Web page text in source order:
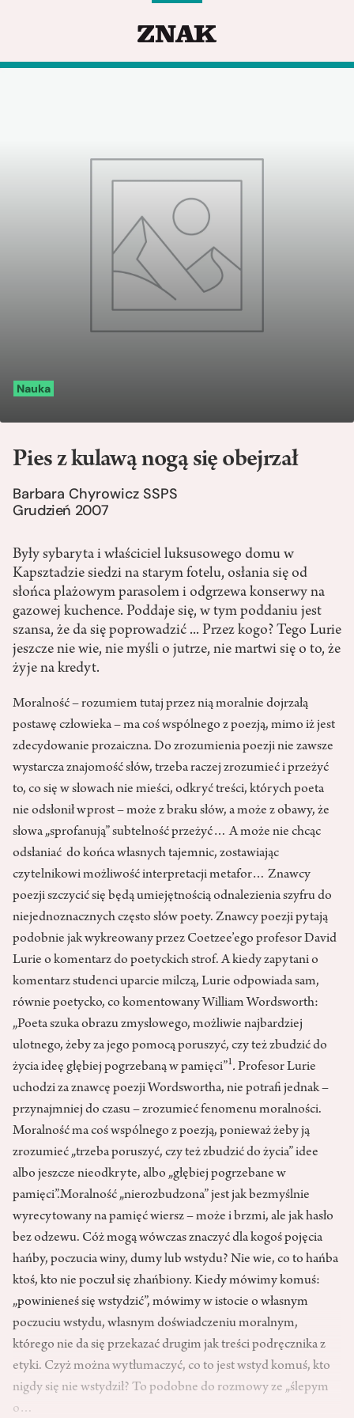
Nauka
Pies z kulawą nogą się obejrzał
Barbara Chyrowicz SSPS
Grudzień 2007
Były sybaryta i właściciel luksusowego domu w
Kapsztadzie siedzi na starym fotelu, osłania się od
słońca plażowym parasolem i odgrzewa konserwy na
gazowej kuchence. Poddaje się, w tym poddaniu jest
szansa, że da się poprowadzić ... Przez kogo? Tego Lurie
jeszcze nie wie, nie myśli o jutrze, nie martwi się o to, że
żyje na kredyt.
Moralność – rozumiem tutaj przez nią moralnie dojrzałą
postawę człowieka – ma coś wspólnego z poezją, mimo iż jest
zdecydowanie prozaiczna. Do zrozumienia poezji nie zawsze
wystarcza znajomość słów, trzeba raczej zrozumieć i przeżyć
to, co się w słowach nie mieści, odkryć treści, których poeta
nie odsłonił wprost – może z braku słów, a może z obawy, że
słowa „sprofanują” subtelność przeżyć… A może nie chcąc
odsłaniać do końca własnych tajemnic, zostawiając
czytelnikowi możliwość interpretacji metafor… Znawcy
poezji szczycić się będą umiejętnością odnalezienia szyfru do
niejednoznacznych często słów poety. Znawcy poezji pytają
podobnie jak wykreowany przez Coetzee’ego profesor David
Lurie o komentarz do poetyckich strof. A kiedy zapytani o
komentarz studenci uparcie milczą, Lurie odpowiada sam,
równie poetycko, co komentowany William Wordsworth:
„Poeta szuka obrazu zmysłowego, możliwie najbardziej
ulotnego, żeby za jego pomocą poruszyć, czy też zbudzić do
życia ideę głębiej pogrzebaną w pamięci”1. Profesor Lurie
uchodzi za znawcę poezji Wordswortha, nie potrafi jednak –
przynajmniej do czasu – zrozumieć fenomenu moralności.
Moralność ma coś wspólnego z poezją, ponieważ żeby ją
zrozumieć „trzeba poruszyć, czy też zbudzić do życia” idee
albo jeszcze nieodkryte, albo „głębiej pogrzebane w
pamięci”.Moralność „nierozbudzona” jest jak bezmyślnie
wyrecytowany na pamięć wiersz – może i brzmi, ale jak hasło
bez odzewu. Cóż mogą wówczas znaczyć dla kogoś pojęcia
hańby, poczucia winy, dumy lub wstydu? Nie wie, co to hańba
ktoś, kto nie poczuł się zhańbiony. Kiedy mówimy komuś:
„powinieneś się wstydzić”, mówimy w istocie o własnym
poczuciu wstydu, własnym doświadczeniu moralnym,
którego nie da się przekazać drugim jak treści podręcznika z
etyki. Czyż można wytłumaczyć, co to jest wstyd komuś, kto
nigdy się nie wstydził? To podobne do rozmowy ze „ślepym
o…